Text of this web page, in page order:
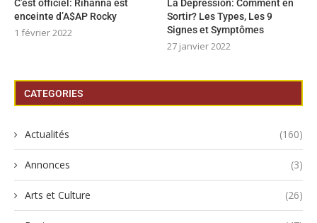
C’est officiel: Rihanna est
enceinte d’A$AP Rocky
1 février 2022
La Dépression: Comment en
Sortir? Les Types, Les 9
Signes et Symptômes
27 janvier 2022
CATEGORIES
Actualités (160)
Annonces (3)
Arts et Culture (26)